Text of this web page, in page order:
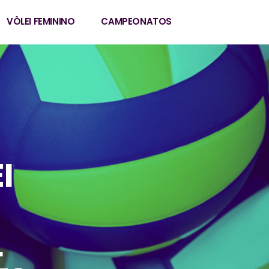
VÔLEI FEMININO CAMPEONATOS